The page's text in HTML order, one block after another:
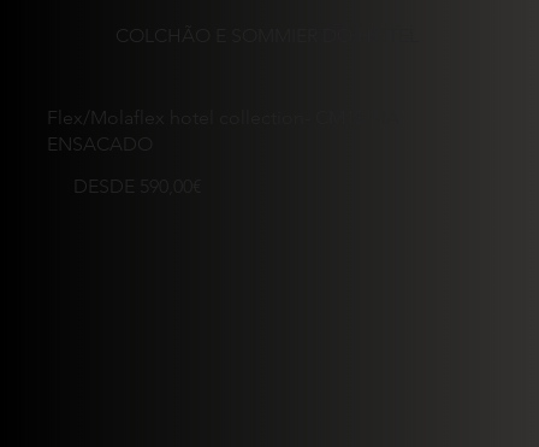
COLCHÃO E SOMMIER DO HOTEL
Flex/Molaflex hotel collection- CM13 MA
ENSACADO
DESDE 590,00€